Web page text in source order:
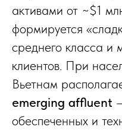
активами от ~$1
формируется
среднего класса и
клиентов. При
Вьетнам
emerging affluent
обеспеченных и